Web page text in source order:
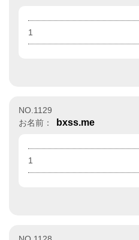
1
NO.1129
お名前：
bxss.me
1